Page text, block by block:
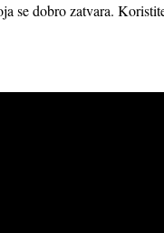
se dobro zatvara.